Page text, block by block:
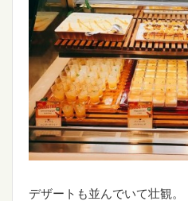
デザートも並んでいて壮観。